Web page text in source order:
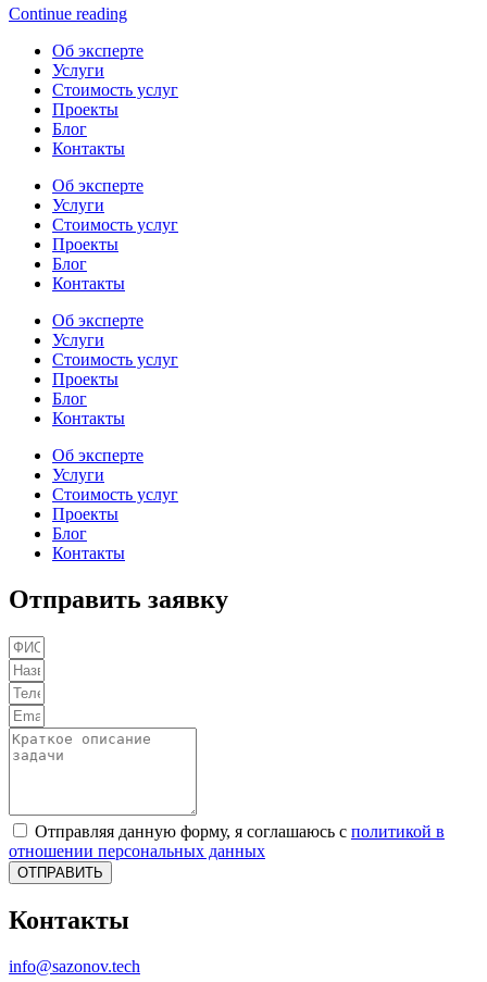
Continue reading
Об эксперте
Услуги
Стоимость услуг
Проекты
Блог
Контакты
Об эксперте
Услуги
Стоимость услуг
Проекты
Блог
Контакты
Об эксперте
Услуги
Стоимость услуг
Проекты
Блог
Контакты
Об эксперте
Услуги
Стоимость услуг
Проекты
Блог
Контакты
Отправить заявку
Отправляя данную форму, я соглашаюсь с политикой в
отношении персональных данных
ОТПРАВИТЬ
Контакты
info@sazonov.tech